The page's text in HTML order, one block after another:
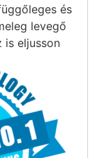
és
levegő
is eljusson